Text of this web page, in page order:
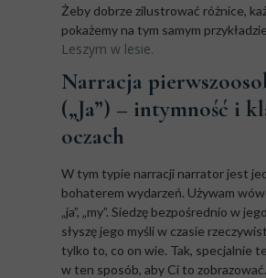
Żeby dobrze zilustrować różnice,
pokażemy na tym samym
Leszym w lesie.
Narracja
(„Ja”) – intymność i
oczach
W tym typie narracji narrator jest
bohaterem wydarzeń. Używam
„ja”, „my”. Siedzę bezpośrednio w
słyszę jego myśli w czasie
tylko to, co on wie. Tak, specjalnie
w ten sposób, aby Ci to zobrazować.